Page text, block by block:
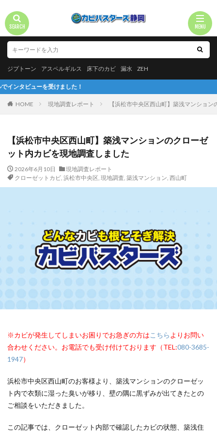
ジプトーン アスペルギルス 床下のカビ 漏水 ZEH
けました！
HOME 現地調査レポート 【浜松市中央区西山町】築浅マンショ
【浜松市中央区西山町】築浅マンションのクローゼ
ット内カビを現地調査しました
2026年6月10日
現地調査レポート
クローゼットカビ, 浜松市中央区, 現地調査, 築浅マンション, 西山町
※カビが発生してしまいお困りでお急ぎの方はこちら よりお問い
合わせください。お電話でも受け付けております（TEL:080-3685-
1947）
浜松市中央区西山町のお客様より、築浅マンションのクローゼッ
ト内で衣類に湿った臭いが移り、壁の隅に黒ずみが出てきたとの
ご相談をいただきました。
この記事では、クローゼット内部で確認したカビの状態、築浅住